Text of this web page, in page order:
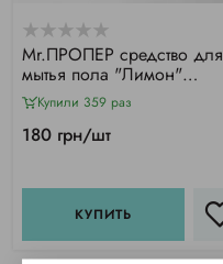
Mr.ПРОПЕР средство для
мытья пола "Лимон"
(1000мл)
Купили 359 раз
180 грн/шт
КУПИТЬ